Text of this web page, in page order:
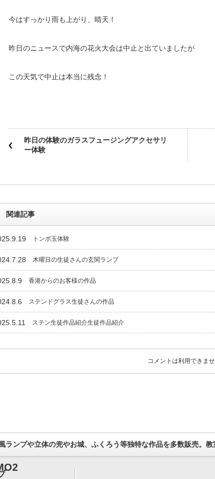
今はすっかり雨も上がり、晴天！
昨日のニュースで内海の花火大会は中止と出ていましたが
この天気で中止は本当に残念！
昨日の体験のガラスフュージングアクセサリ
ー体験
関連記事
トンボ玉体験
木曜日の生徒さんの玄関ランプ
香港からのお客様の作品
ステンドグラス生徒さんの作品
ステン生徒作品紹介生徒作品紹介
コメントは利用できませ
ランプや立体の兜やお城、ふくろう等独特な作品を多数販売。